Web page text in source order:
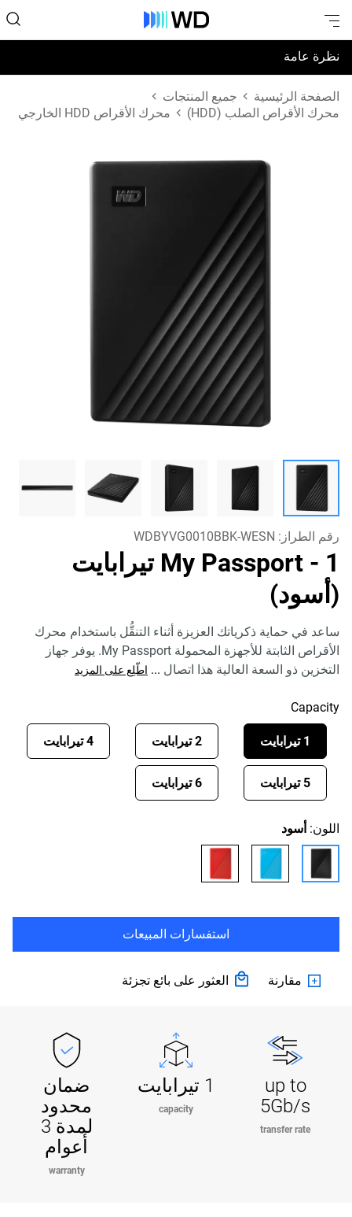
نظرة عامة
المواصفات
الصفحة الرئيسية
جميع المنتجات
محرك الأقراص الصلب (HDD)
محرك الأقراص HDD الخارجي
رقم الطراز: WDBYVG0010BBK-WESN
My Passport - 1 تيرابايت
(أسود)
ساعد في حماية ذكرياتك العزيزة أثناء التنقُّل باستخدام محرك
الأقراص الثابتة للأجهزة المحمولة My Passport. يوفر جهاز
التخزين ذو السعة العالية هذا اتصال ... اطّلِع على المزيد
Capacity
1 تيرابايت 2 تيرابايت 4 تيرابايت
5 تيرابايت 6 تيرابايت
اللون: أسود
استفسارات المبيعات
مقارنة العثور على بائع تجزئة
up to
5Gb/s
transfer rate
1 تيرابايت
capacity
ضمان
محدود
لمدة 3
أعوام
warranty